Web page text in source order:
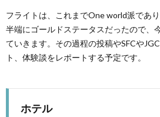
フライトは、これまでOne world派であ
半端にゴールドステータスだったので、
ていきます。その過程の投稿やSFCや
ト、体験談をレポートする予定です。
ホテル